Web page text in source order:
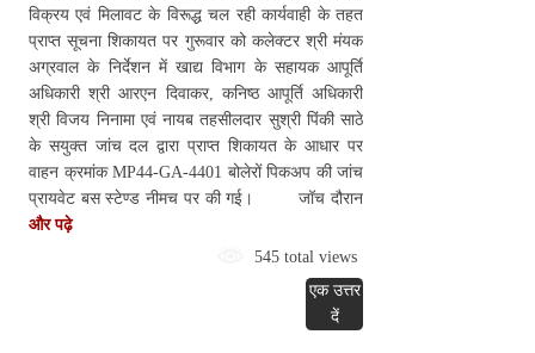
विक्रय एवं मिलावट के विरूद्ध चल रही कार्यवाही के तहत
प्राप्त सूचना शिकायत पर गुरूवार को कलेक्टर श्री मंयक
अग्रवाल के निर्देशन में खाद्य विभाग के सहायक आपूर्ति
अधिकारी श्री आरएन दिवाकर, कनिष्ठ आपूर्ति अधिकारी
श्री विजय निनामा एवं नायब तहसीलदार सुश्री पिंकी साठे
के सयुक्त जांच दल द्वारा प्राप्त शिकायत के आधार पर
वाहन क्रमांक MP44-GA-4401 बोलेरों पिकअप की जांच
प्रायवेट बस स्‍टेण्‍ड नीमच पर की गई। जॉच दौरान
और पढ़े
545 total views
एक उत्तर
दें